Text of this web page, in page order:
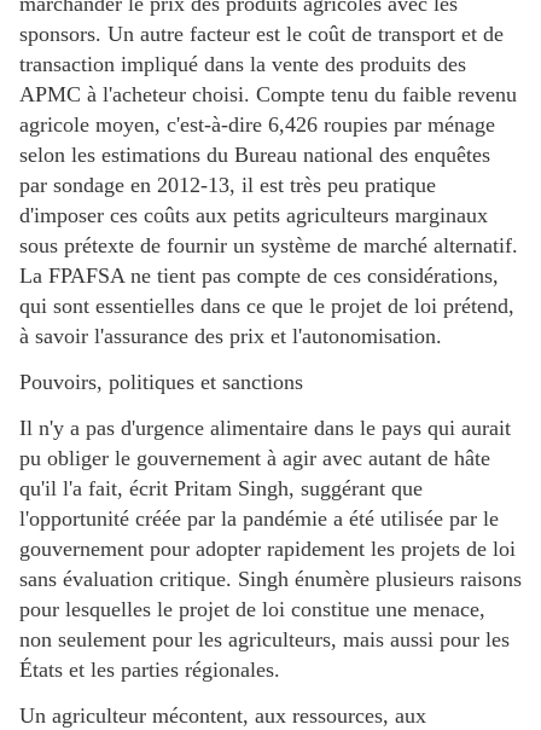
sponsors. Un autre facteur est le coût de transport et de
transaction impliqué dans la vente des produits des
APMC à l'acheteur choisi. Compte tenu du faible revenu
agricole moyen, c'est-à-dire 6,426 roupies par ménage
selon les estimations du Bureau national des enquêtes
par sondage en 2012-13, il est très peu pratique
d'imposer ces coûts aux petits agriculteurs marginaux
sous prétexte de fournir un système de marché alternatif.
La FPAFSA ne tient pas compte de ces considérations,
qui sont essentielles dans ce que le projet de loi prétend,
à savoir l'assurance des prix et l'autonomisation.
Pouvoirs, politiques et sanctions
Il n'y a pas d'urgence alimentaire dans le pays qui aurait
pu obliger le gouvernement à agir avec autant de hâte
qu'il l'a fait, écrit Pritam Singh, suggérant que
l'opportunité créée par la pandémie a été utilisée par le
gouvernement pour adopter rapidement les projets de loi
sans évaluation critique. Singh énumère plusieurs raisons
pour lesquelles le projet de loi constitue une menace,
non seulement pour les agriculteurs, mais aussi pour les
États et les parties régionales.
Un agriculteur mécontent, aux ressources, aux